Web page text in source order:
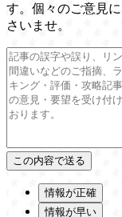
す。個々のご意見
さいませ。
情報が正確
情報が早い